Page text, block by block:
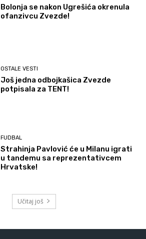
Bolonja se nakon Ugrešića okrenula
ofanzivcu Zvezde!
OSTALE VESTI
Još jedna odbojkašica Zvezde
potpisala za TENT!
FUDBAL
Strahinja Pavlović će u Milanu igrati
u tandemu sa reprezentativcem
Hrvatske!
Učitaj još